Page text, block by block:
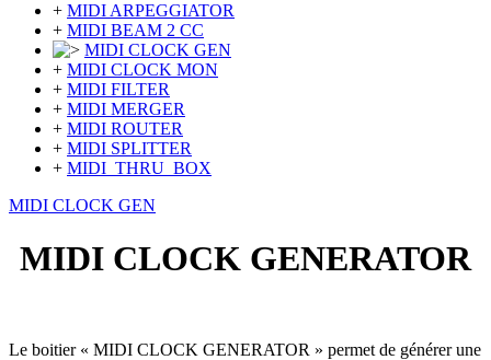
+ MIDI ARPEGGIATOR
+ MIDI BEAM 2 CC
MIDI CLOCK GEN
+ MIDI CLOCK MON
+ MIDI FILTER
+ MIDI MERGER
+ MIDI ROUTER
+ MIDI SPLITTER
+ MIDI_THRU_BOX
MIDI CLOCK GEN
MIDI CLOCK GENERATOR
Le boitier « MIDI CLOCK GENERATOR » permet de générer une